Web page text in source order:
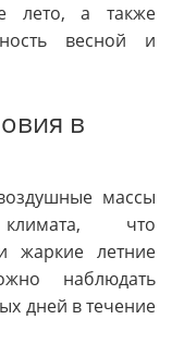
лето, а также
весной и
в
массы
климата, что
жаркие летние
наблюдать
дней в течение